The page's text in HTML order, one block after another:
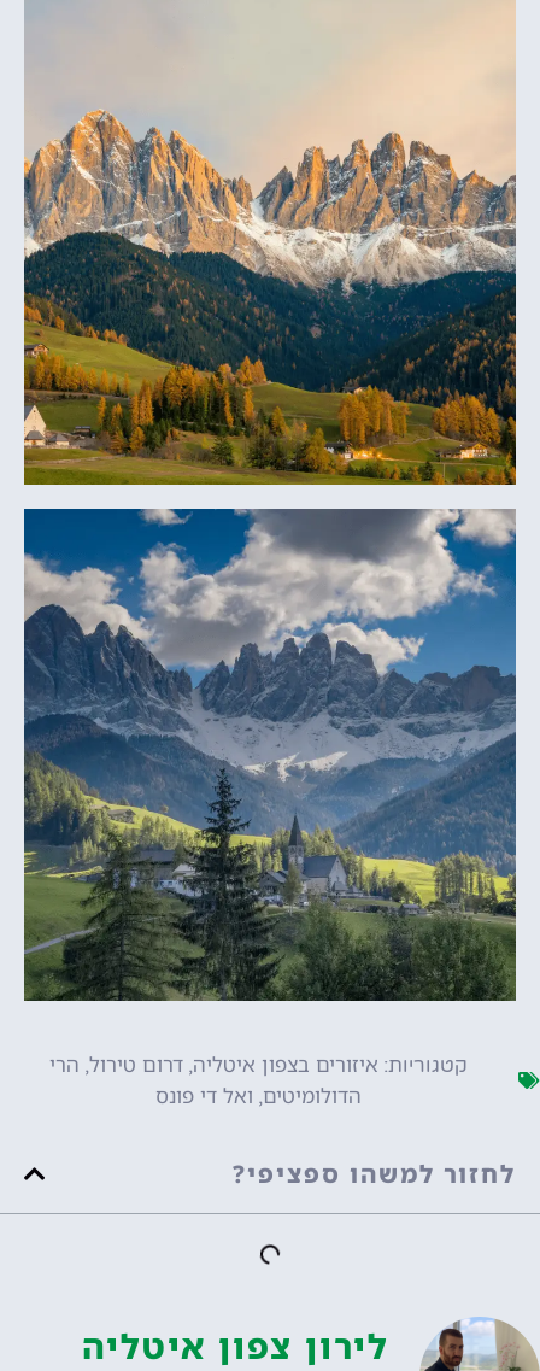
קטגוריות: איזורים בצפון איטליה, דרום טירול, הרי
הדולומיטים, ואל די פונס
לחזור למשהו ספציפי?
לירון צפון איטליה